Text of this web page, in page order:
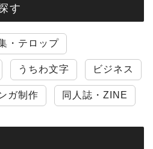
す
・テロップ
うちわ文字 ビジネス
ガ制作 同人誌・ZINE